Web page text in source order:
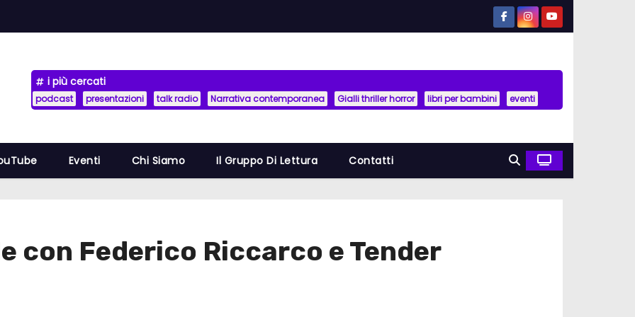
i più cercati
podcast presentazioni talk radio Narrativa contemporanea Gialli thriller horror libri per bambini eventi
Eventi Chi Siamo Il Gruppo Di Lettura Contatti
con Federico Riccarco e Tender